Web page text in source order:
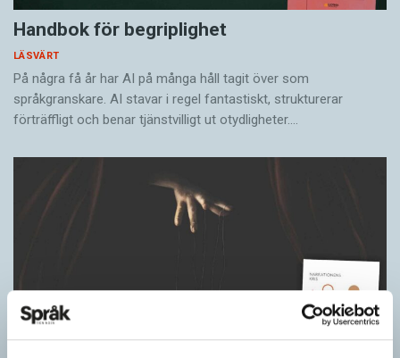
Handbok för begriplighet
LÄSVÄRT
På några få år har AI på många håll tagit över som
språkgranskare. AI stavar i regel fantastiskt, strukturerar
förträffligt och benar tjänstvilligt ut otydligheter.…